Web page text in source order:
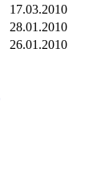
17.03.2010
28.01.2010
26.01.2010